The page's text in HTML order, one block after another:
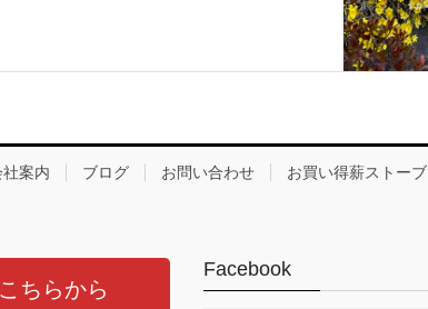
社案内 ブログ お問い合わせ
お買い得薪ストーブ
ちらから
Facebook